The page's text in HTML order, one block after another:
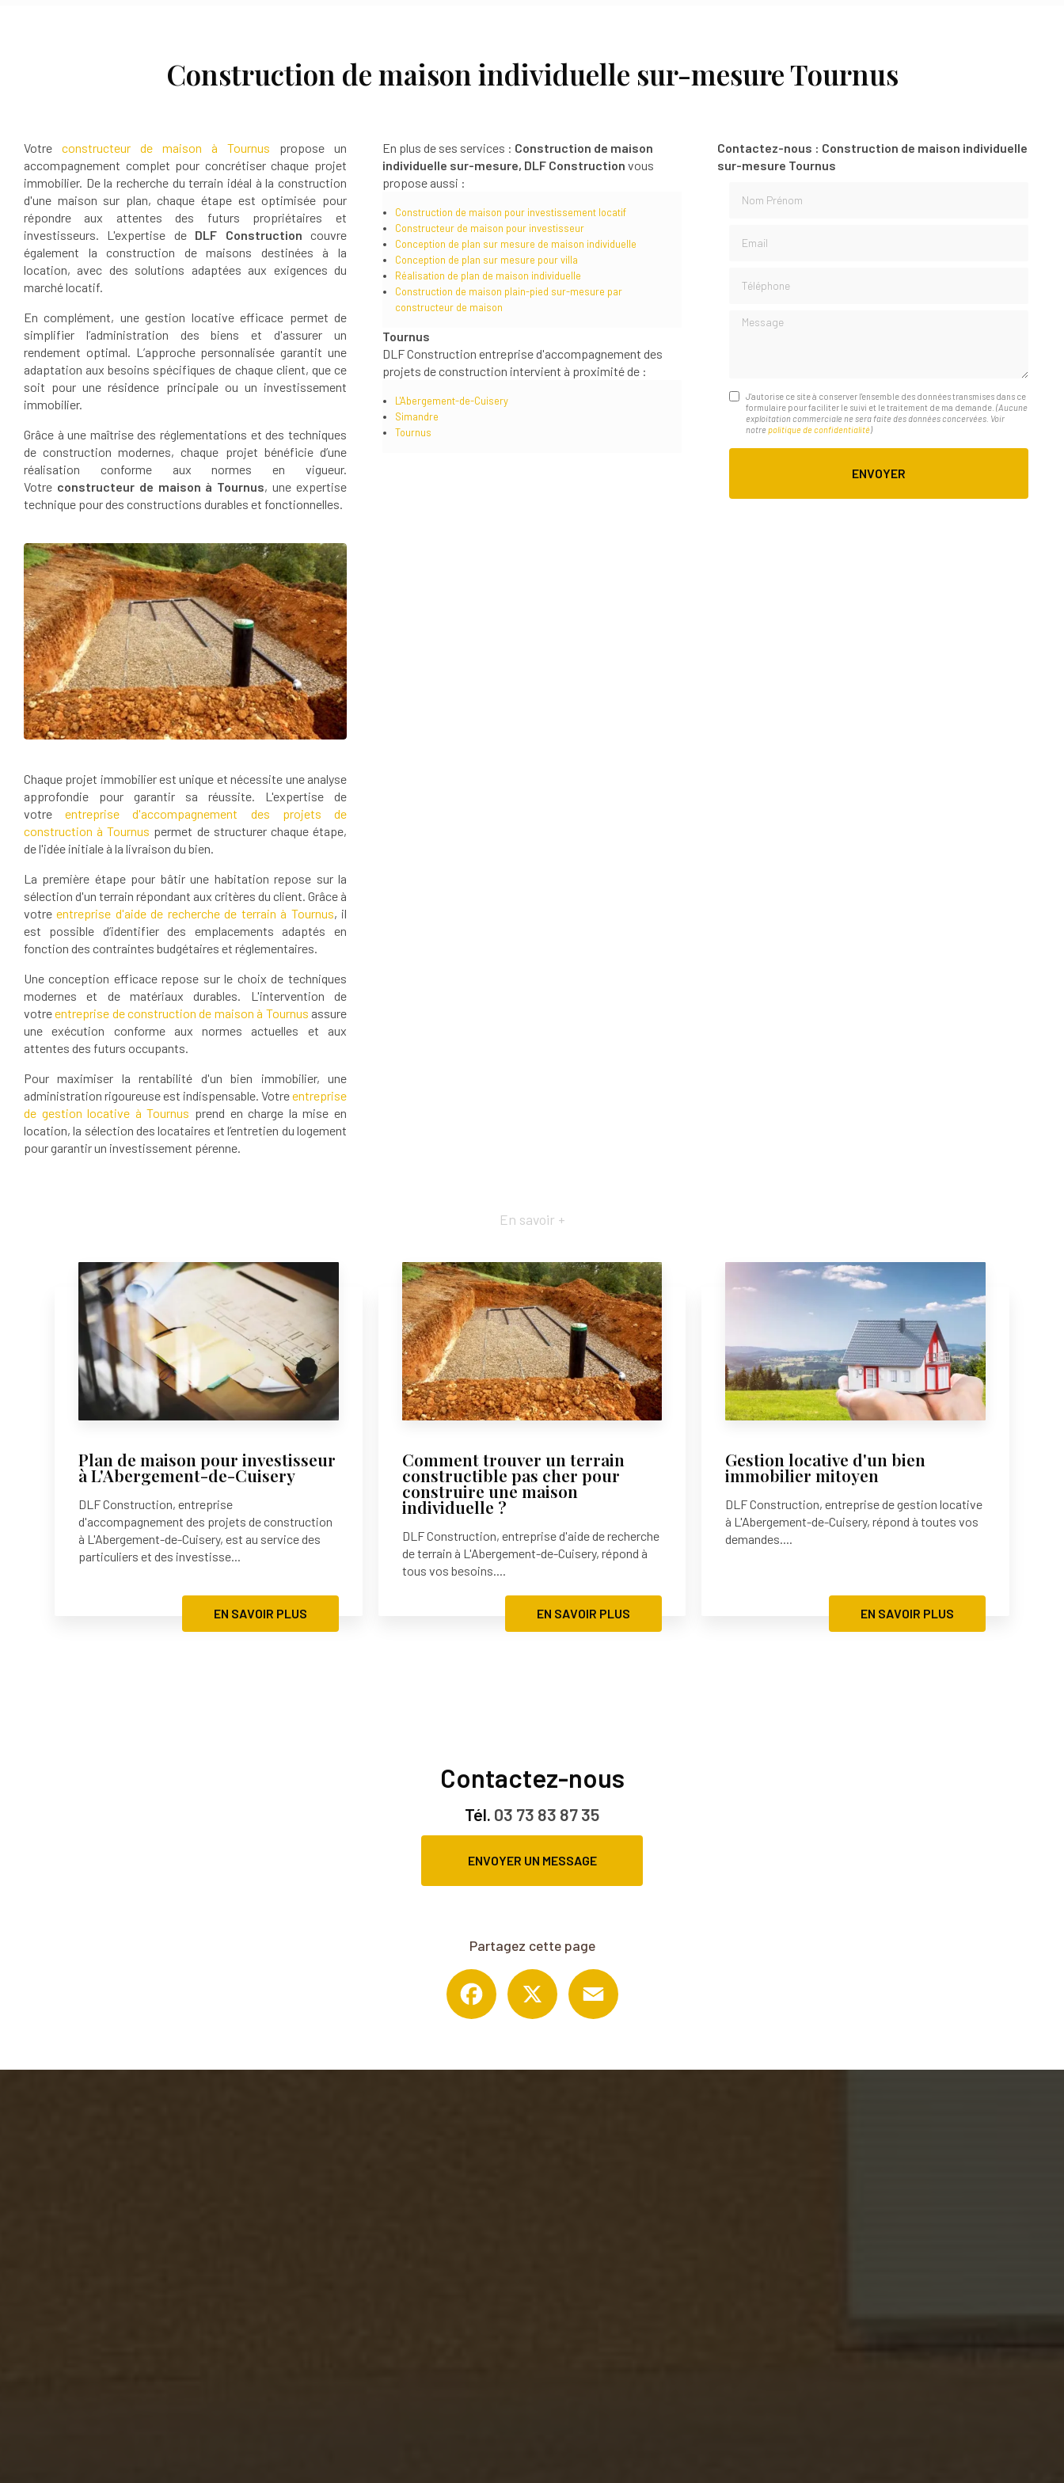
Construction de maison individuelle sur-mesure Tournus
Votre constructeur de maison à Tournus propose un
accompagnement complet pour concrétiser chaque projet
immobilier. De la recherche du terrain idéal à la construction
d'une maison sur plan, chaque étape est optimisée pour
répondre aux attentes des futurs propriétaires et
investisseurs. L'expertise de DLF Construction couvre
également la construction de maisons destinées à la
location, avec des solutions adaptées aux exigences du
marché locatif.
En complément, une gestion locative efficace permet de
simplifier l’administration des biens et d'assurer un
rendement optimal. L’approche personnalisée garantit une
adaptation aux besoins spécifiques de chaque client, que ce
soit pour une résidence principale ou un investissement
immobilier.
Grâce à une maîtrise des réglementations et des techniques
de construction modernes, chaque projet bénéficie d’une
réalisation conforme aux normes en vigueur.
Votre constructeur de maison à Tournus, une expertise
technique pour des constructions durables et fonctionnelles.
Chaque projet immobilier est unique et nécessite une analyse
approfondie pour garantir sa réussite. L'expertise de
votreentreprise d'accompagnement des projets de
construction à Tournus permet de structurer chaque étape,
de l'idée initiale à la livraison du bien.
La première étape pour bâtir une habitation repose sur la
sélection d'un terrain répondant aux critères du client. Grâce à
votreentreprise d'aide de recherche de terrain à Tournus, il
est possible d’identifier des emplacements adaptés en
fonction des contraintes budgétaires et réglementaires.
Une conception efficace repose sur le choix de techniques
modernes et de matériaux durables. L'intervention de
votreentreprise de construction de maison à Tournus assure
une exécution conforme aux normes actuelles et aux
attentes des futurs occupants.
Pour maximiser la rentabilité d'un bien immobilier, une
administration rigoureuse est indispensable. Votreentreprise
de gestion locative à Tournus prend en charge la mise en
location, la sélection des locataires et l’entretien du logement
pour garantir un investissement pérenne.
En plus de ses services : Construction de maison
individuelle sur-mesure, DLF Construction vous
propose aussi :
Construction de maison pour investissement locatif
Constructeur de maison pour investisseur
Conception de plan sur mesure de maison individuelle
Conception de plan sur mesure pour villa
Réalisation de plan de maison individuelle
Construction de maison plain-pied sur-mesure par
constructeur de maison
Tournus
DLF Construction entreprise d'accompagnement des
projets de construction intervient à proximité de :
L'Abergement-de-Cuisery
Simandre
Tournus
Contactez-nous : Construction de maison individuelle
sur-mesure Tournus
Message
J'autorise ce site à conserver l'ensemble des données transmises dans ce
formulaire pour faciliter le suivi et le traitement de ma demande. (Aucune
exploitation commerciale ne sera faite des données concervées. Voir
notre politique de confidentialité)
En savoir +
Plan de maison pour investisseur
à L'Abergement-de-Cuisery
DLF Construction, entreprise
d'accompagnement des projets de construction
à L'Abergement-de-Cuisery, est au service des
particuliers et des investisse...
EN SAVOIR PLUS
Comment trouver un terrain
constructible pas cher pour
construire une maison
individuelle ?
DLF Construction, entreprise d'aide de recherche
de terrain à L'Abergement-de-Cuisery, répond à
tous vos besoins....
EN SAVOIR PLUS
Gestion locative d'un bien
immobilier mitoyen
DLF Construction, entreprise de gestion locative
à L'Abergement-de-Cuisery, répond à toutes vos
demandes....
EN SAVOIR PLUS
Contactez-nous
Tél. 03 73 83 87 35
ENVOYER UN MESSAGE
Partagez cette page
Facebook